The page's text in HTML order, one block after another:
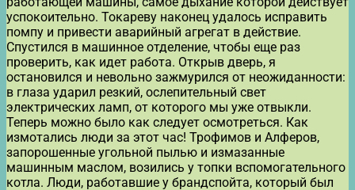
успокоительно. Токареву наконец удалось исправить
помпу и привести аварийный агрегат в действие.
Спустился в машинное отделение, чтобы еще раз
проверить, как идет работа. Открыв дверь, я
остановился и невольно зажмурился от неожиданности:
в глаза ударил резкий, ослепительный свет
электрических ламп, от которого мы уже отвыкли.
Теперь можно было как следует осмотреться. Как
измотались люди за этот час! Трофимов и Алферов,
запорошенные угольной пылью и измазанные
машинным маслом, возились у топки вспомогательного
котла. Люди, работавшие у брандспойта, который был